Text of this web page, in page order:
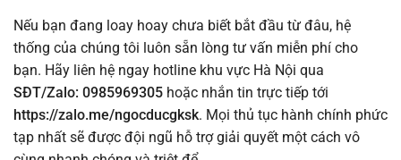
Nếu bạn đang loay hoay chưa biết bắt đầu từ đâu, hệ
thống của chúng tôi luôn sẵn lòng tư vấn miễn phí cho
bạn. Hãy liên hệ ngay hotline khu vực Hà Nội qua
SĐT/Zalo: 0985969305 hoặc nhắn tin trực tiếp tới
https://zalo.me/ngocducgksk. Mọi thủ tục hành chính phức
tạp nhất sẽ được đội ngũ hỗ trợ giải quyết một cách vô